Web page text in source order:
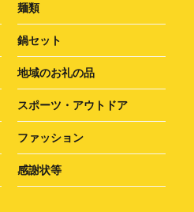
麺類
鍋セット
地域のお礼の品
スポーツ・アウトドア
ファッション
感謝状等